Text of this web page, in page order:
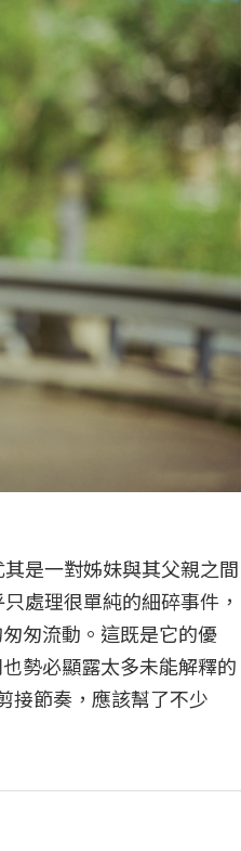
是一對姊妹與其父親之間
處理很單純的細碎事件，
匆流動。這既是它的優
勢必顯露太多未能解釋的
接節奏，應該幫了不少